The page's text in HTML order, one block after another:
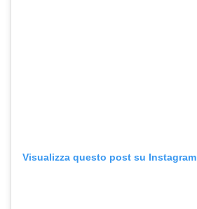
Visualizza questo post su Instagram